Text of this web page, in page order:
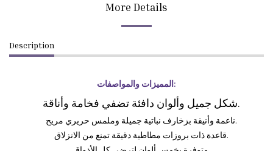
More Details
Description
المميزات والمواصفات:
شكل جميل وألوان دافئة تضفي فخامة وأناقة.
ناعمة وأنيقة بزخارف نباتية جميلة وملمس حريري مريح.
قاعدة ذات بروزات مطاطية دقيقة تمنع من الانزلاق.